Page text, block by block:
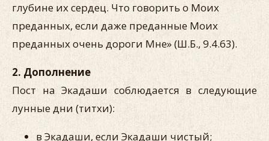
глубине их сердец. Что говорить о Моих
преданных, если даже преданные Моих
преданных очень дороги Мне» (Ш.Б., 9.4.63).
2. Дополнение
Пост на Экадаши соблюдается в следующие
лунные дни (титхи):
в Экадаши, если Экадаши чистый;